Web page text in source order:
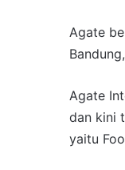
Agate
Agate
dan kini
yaitu